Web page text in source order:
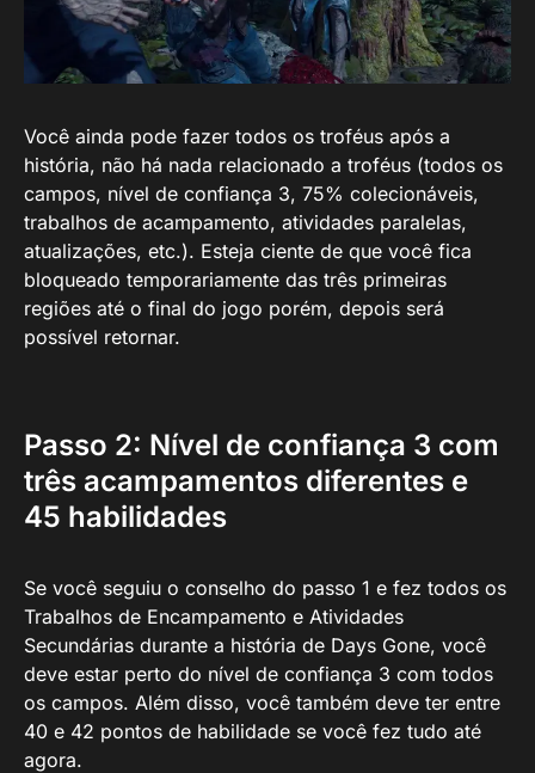
Você ainda pode fazer todos os troféus após a
história, não há nada relacionado a troféus (todos os
campos, nível de confiança 3, 75% colecionáveis,
trabalhos de acampamento, atividades paralelas,
atualizações, etc.). Esteja ciente de que você fica
bloqueado temporariamente das três primeiras
regiões até o final do jogo porém, depois será
possível retornar.
Passo 2: Nível de confiança 3 com
três acampamentos diferentes e
45 habilidades
Se você seguiu o conselho do passo 1 e fez todos os
Trabalhos de Encampamento e Atividades
Secundárias durante a história de Days Gone, você
deve estar perto do nível de confiança 3 com todos
os campos. Além disso, você também deve ter entre
40 e 42 pontos de habilidade se você fez tudo até
agora.